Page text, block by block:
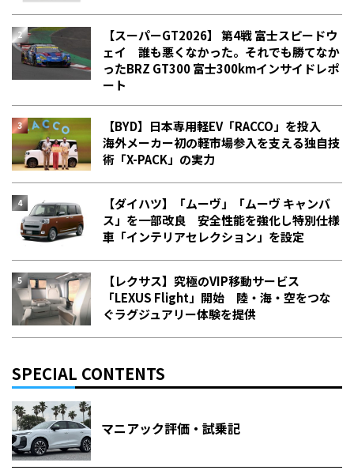
【スーパーGT2026】 第4戦 富士スピードウ
ェイ 誰も悪くなかった。それでも勝てなか
った――BRZ GT300 富士300kmインサイドレポ
ート
【BYD】日本専用軽EV「RACCO」を投入
海外メーカー初の軽市場参入を支える独自技
術「X-PACK」の実力
【ダイハツ】「ムーヴ」「ムーヴ キャンバ
ス」を一部改良 安全性能を強化し特別仕様
車「インテリアセレクション」を設定
【レクサス】究極のVIP移動サービス
「LEXUS Flight」開始 陸・海・空をつな
ぐラグジュアリー体験を提供
SPECIAL CONTENTS
マニアック評価・試乗記